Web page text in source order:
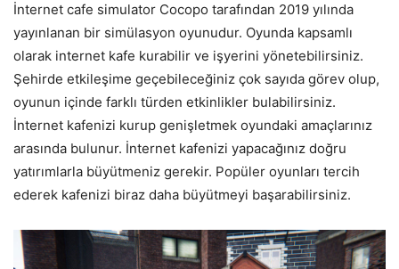
İnternet cafe simulator Cocopo tarafından 2019 yılında
yayınlanan bir simülasyon oyunudur. Oyunda kapsamlı
olarak internet kafe kurabilir ve işyerini yönetebilirsiniz.
Şehirde etkileşime geçebileceğiniz çok sayıda görev olup,
oyunun içinde farklı türden etkinlikler bulabilirsiniz.
İnternet kafenizi kurup genişletmek oyundaki amaçlarınız
arasında bulunur. İnternet kafenizi yapacağınız doğru
yatırımlarla büyütmeniz gerekir. Popüler oyunları tercih
ederek kafenizi biraz daha büyütmeyi başarabilirsiniz.